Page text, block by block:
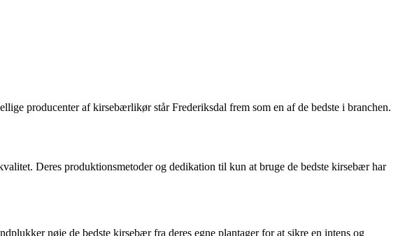
producenter af kirsebærlikør står Frederiksdal frem som en af de bedste i branchen.
Deres produktionsmetoder og dedikation til kun at bruge de bedste kirsebær har
nøje de bedste kirsebær fra deres egne plantager for at sikre en intens og